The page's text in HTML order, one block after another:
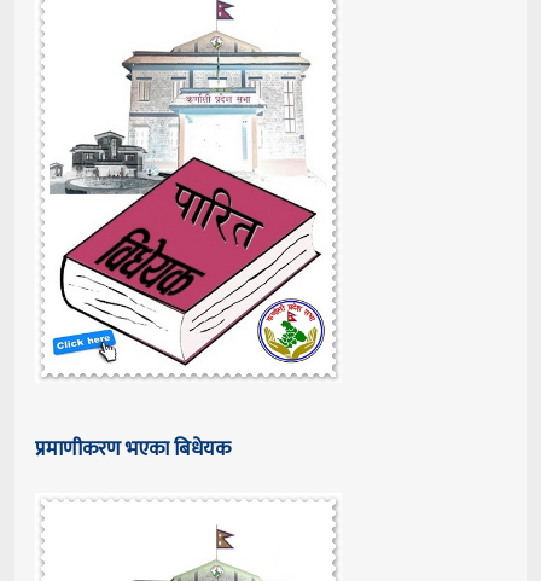
प्रमाणीकरण भएका बिधेयक